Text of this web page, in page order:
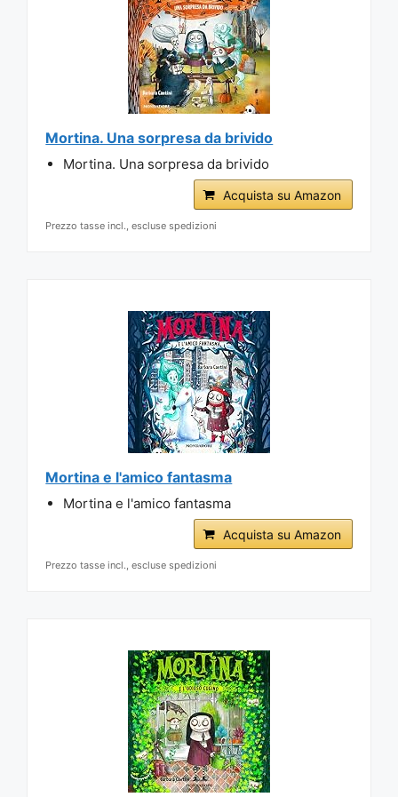
Mortina. Una sorpresa da brivido
Mortina. Una sorpresa da brivido
Acquista su Amazon
Prezzo tasse incl., escluse spedizioni
Mortina e l'amico fantasma
Mortina e l'amico fantasma
Acquista su Amazon
Prezzo tasse incl., escluse spedizioni